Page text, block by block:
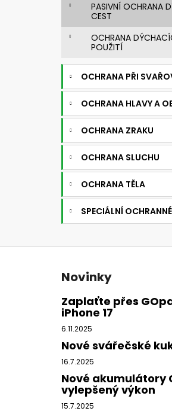
PASIVNÍ OCHRANA
CEST
OCHRANA
POUŽITÍ
OCHRANA PŘI
OCHRANA HLAVY A
OCHRANA ZRAKU
OCHRANA SLUCHU
OCHRANA TĚLA
SPECIÁLNÍ
Z
Novinky
Zaplaťte přes
iPhone 17
6.11.2025
Nové svářečské
16.7.2025
Nové akumulátory
vylepšený výkon
15.7.2025